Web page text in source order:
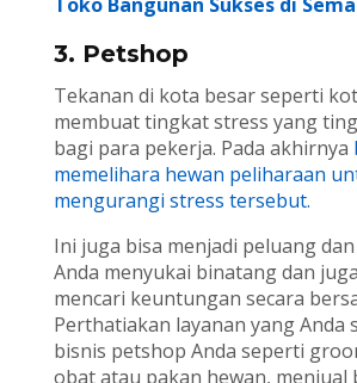
Toko Bangunan Sukses di
3. Petshop
Tekanan di kota besar seperti
membuat tingkat stress yang
bagi para pekerja. Pada akhirnya
memelihara hewan peliharaan
mengurangi stress tersebut.
Ini juga bisa menjadi peluang
Anda menyukai binatang dan
mencari keuntungan secara
Perthatiakan layanan yang Anda
bisnis petshop Anda seperti
obat atau pakan hewan, menjual